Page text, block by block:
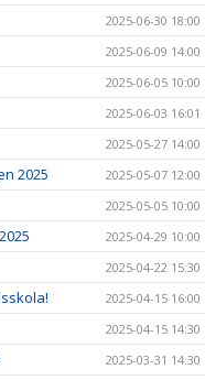
2025-06-30 18:00
2025-06-09 14:00
2025-06-05 10:00
2025-06-03 16:01
2025-05-27 14:00
2025 2025-05-07 12:00
2025-05-05 10:00
2025-04-29 10:00
2025-04-22 15:30
2025-04-15 16:00
2025-04-15 14:30
2025-03-31 14:30